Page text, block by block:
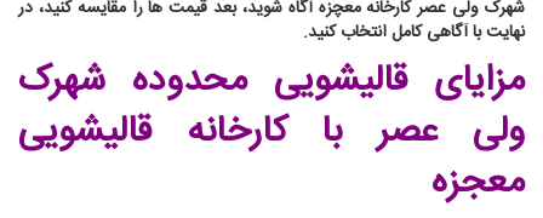
شهرک ولی عصر کارخانه معچزه آگاه شوید، بعد قیمت ها را مقایسه کنید، در
نهایت با آگاهی کامل انتخاب کنید.
مزایای قالیشویی محدوده شهرک
ولی عصربا کارخانه قالیشویی
معجزه